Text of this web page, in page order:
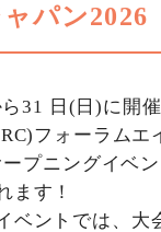
パン2026
31 日(日)に開
フォーラムエ
プニングイベ
ます！
ベントでは、大